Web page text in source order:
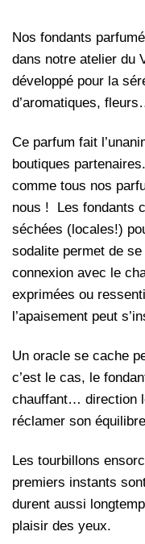
Nos fondants
dans notre atelier du
développé pour la
d’aromatiques,
Ce parfum fait
boutiques
comme tous nos
nous ! Les fondants
séchées (locales!)
sodalite permet de
connexion avec le
exprimées ou
l’apaisement peut
Un oracle se cache
c’est le cas, le
chauffant… direction
réclamer son
Les tourbillons
premiers instants
durent aussi
plaisir des yeux.